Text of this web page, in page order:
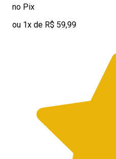
no Pix
ou 1x de R$ 59,99